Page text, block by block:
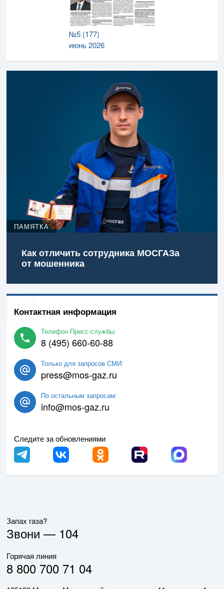
№5 (177)
июнь 2026
ПАМЯТКА
Как отличить сотрудника МОСГАЗа
от мошенника
Контактная информация
Телефон Пресс-службы:
8 (495) 660-60-88
Только для запросов СМИ:
press@mos-gaz.ru
По остальным запросам:
info@mos-gaz.ru
Следите за обновлениями
Запах газа?
Звони — 104
Горячая линия
8 800 700 71 04